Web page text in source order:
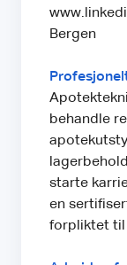
Bergen
behandle
starte
en
forpliktet til